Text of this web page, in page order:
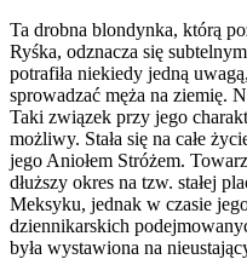
Ta drobna blondynka, którą
Ryśka, odznacza się
potrafiła niekiedy jedną
sprowadzać męża na ziemię.
Taki związek przy jego
możliwy. Stała się na całe
jego Aniołem Stróżem.
dłuższy okres na tzw. stałej
Meksyku, jednak w czasie
dziennikarskich
była wystawiona na